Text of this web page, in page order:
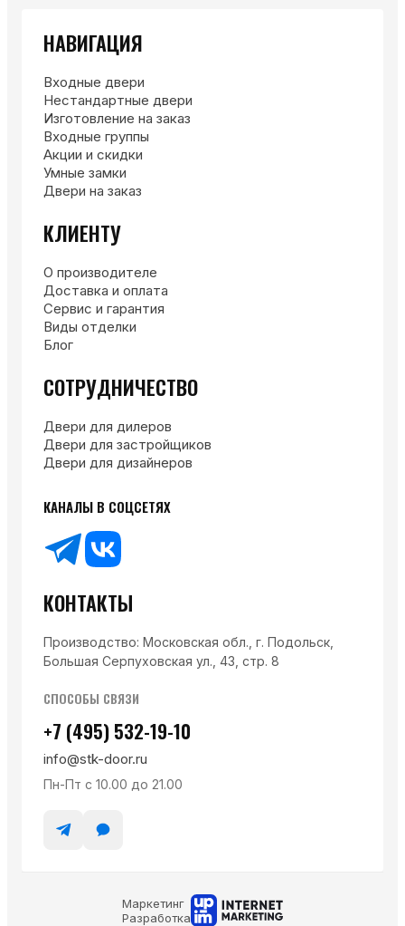
НАВИГАЦИЯ
Входные двери
Нестандартные двери
Изготовление на заказ
Входные группы
Акции и скидки
Умные замки
Двери на заказ
КЛИЕНТУ
О производителе
Доставка и оплата
Сервис и гарантия
Виды отделки
Блог
СОТРУДНИЧЕСТВО
Двери для дилеров
Двери для застройщиков
Двери для дизайнеров
КАНАЛЫ В СОЦСЕТЯХ
КОНТАКТЫ
Производство: Московская обл., г. Подольск,
Большая Серпуховская ул., 43, стр. 8
СПОСОБЫ СВЯЗИ
+7 (495) 532-19-10
info@stk-door.ru
Пн-Пт с 10.00 до 21.00
Маркетинг
Разработка